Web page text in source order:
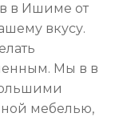
в Ишиме от
вкусу.
Мы в в
мебелью,